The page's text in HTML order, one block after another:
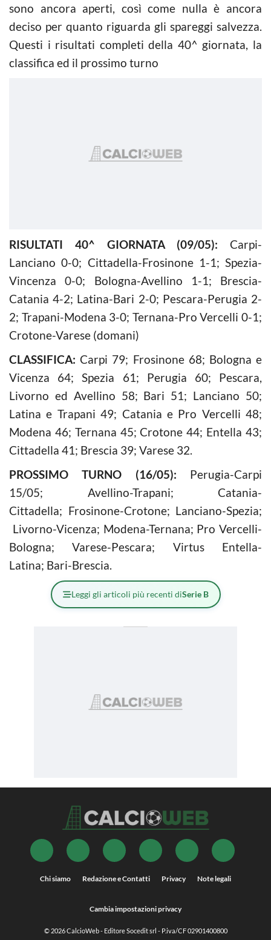
sono ancora aperti, così come nulla è ancora
deciso per quanto riguarda gli spareggi salvezza.
Questi i risultati completi della 40^ giornata, la
classifica ed il prossimo turno
RISULTATI 40^ GIORNATA (09/05): Carpi-
Lanciano 0-0; Cittadella-Frosinone 1-1; Spezia-
Vincenza 0-0; Bologna-Avellino 1-1; Brescia-
Catania 4-2; Latina-Bari 2-0; Pescara-Perugia 2-
2; Trapani-Modena 3-0; Ternana-Pro Vercelli 0-1;
Crotone-Varese (domani)
CLASSIFICA: Carpi 79; Frosinone 68; Bologna e
Vicenza 64; Spezia 61; Perugia 60; Pescara,
Livorno ed Avellino 58; Bari 51; Lanciano 50;
Latina e Trapani 49; Catania e Pro Vercelli 48;
Modena 46; Ternana 45; Crotone 44; Entella 43;
Cittadella 41; Brescia 39; Varese 32.
PROSSIMO TURNO (16/05): Perugia-Carpi
15/05; Avellino-Trapani; Catania-
Cittadella; Frosinone-Crotone; Lanciano-Spezia;
Livorno-Vicenza; Modena-Ternana; Pro Vercelli-
Bologna; Varese-Pescara; Virtus Entella-
Latina; Bari-Brescia.
Leggi gli articoli più recenti diSerie B
Chi siamo Redazione e Contatti Privacy Note legali
Cambia impostazioni privacy
© 2026CalcioWeb- Editore Socedit srl - P.iva/CF 02901400800